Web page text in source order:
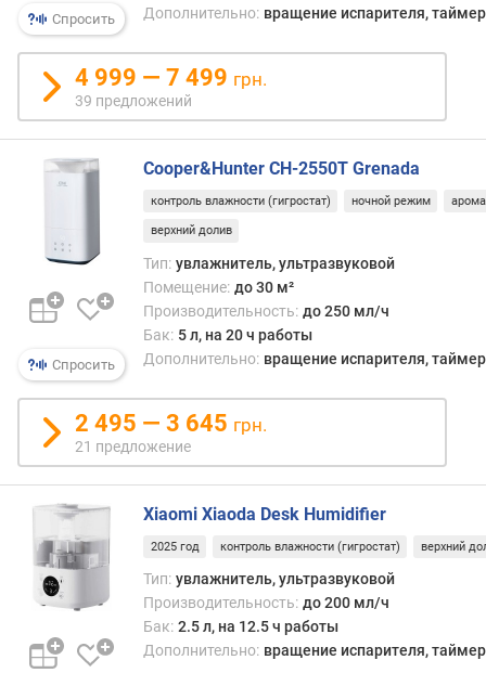
у
р
о
в
е
н
ь
ш
а
д
Б
м
к
.
у
о
в
е
ь
ш
Спросить
Дополнительно: вращение испарителя,
4 999 — 7 499 грн.
39 предложений
Спросить
Cooper&Hunter CH-2550T Grenada
контроль влажности (гигростат) ночной режим
верхний долив
Тип: увлажнитель, ультразвуковой
Помещение: до 30 м²
Производительность: до 250 мл/ч
Бак: 5 л, на 20 ч работы
Дополнительно: вращение испарителя,
2 495 — 3 645 грн.
21 предложение
Xiaomi Xiaoda Desk Humidifier
2025 год контроль влажности (гигростат) верхний
Тип: увлажнитель, ультразвуковой
Производительность: до 200 мл/ч
Бак: 2.5 л, на 12.5 ч работы
Дополнительно: вращение испарителя,